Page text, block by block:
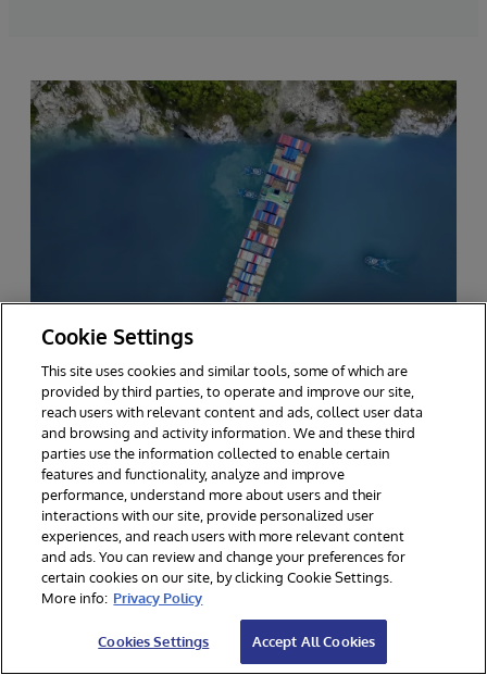
INTERSYSTEMS DATA STUDIO – SUPPLY
CHAIN
InterSystems Data
Studio mit Supply-Chain-
Modul: Überblick
Cookie Settings
This site uses cookies and similar tools, some of which are
provided by third parties, to operate and improve our site,
reach users with relevant content and ads, collect user data
and browsing and activity information. We and these third
parties use the information collected to enable certain
features and functionality, analyze and improve
performance, understand more about users and their
interactions with our site, provide personalized user
experiences, and reach users with more relevant content
and ads. You can review and change your preferences for
certain cookies on our site, by clicking Cookie Settings.
More info: Privacy Policy
Cookies Settings Accept All Cookies